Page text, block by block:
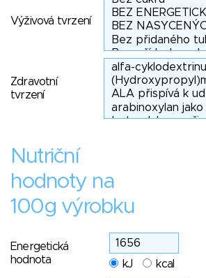
Výživová tvrzení
Zdravotní
tvrzení
Nutriční
hodnoty na
100g výrobku
Energetická
hodnota
kJ kcal